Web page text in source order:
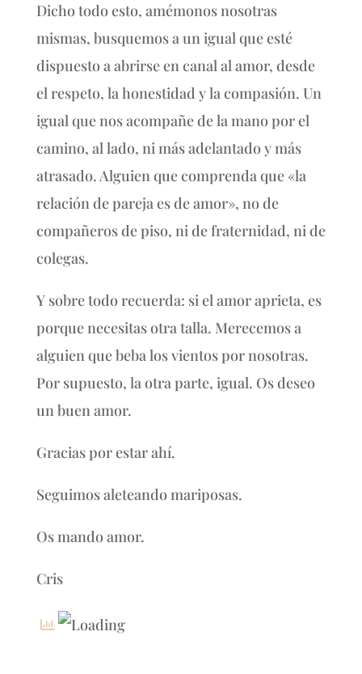
Dicho todo esto, amémonos nosotras
mismas, busquemos a un igual que esté
dispuesto a abrirse en canal al amor, desde
el respeto, la honestidad y la compasión. Un
igual que nos acompañe de la mano por el
camino, al lado, ni más adelantado y más
atrasado. Alguien que comprenda que «la
relación de pareja es de amor», no de
compañeros de piso, ni de fraternidad, ni de
colegas.
Y sobre todo recuerda: si el amor aprieta, es
porque necesitas otra talla. Merecemos a
alguien que beba los vientos por nosotras.
Por supuesto, la otra parte, igual. Os deseo
un buen amor.
Gracias por estar ahí.
Seguimos aleteando mariposas.
Os mando amor.
Cris